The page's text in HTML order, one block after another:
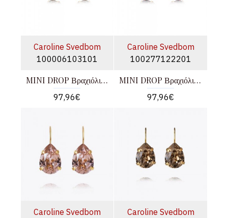
Caroline Svedbom
100006103101
MINI DROP Βραχιόλι Χρυσό
97,96€
Caroline Svedbom
100277122201
MINI DROP Βραχιόλι Χρυσό
97,96€
Caroline Svedbom
Caroline Svedbom